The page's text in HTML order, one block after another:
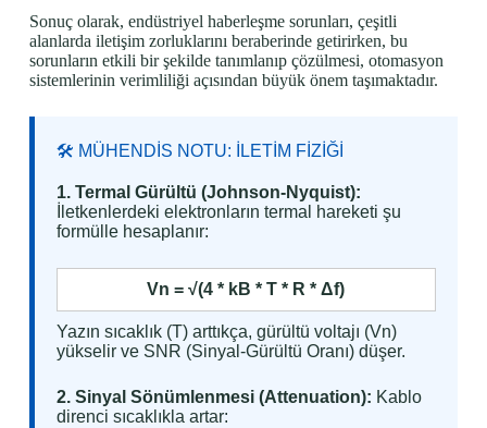
Sonuç olarak, endüstriyel haberleşme sorunları, çeşitli
alanlarda iletişim zorluklarını beraberinde getirirken, bu
sorunların etkili bir şekilde tanımlanıp çözülmesi, otomasyon
sistemlerinin verimliliği açısından büyük önem taşımaktadır.
🛠 MÜHENDİS NOTU: İLETİM FİZİĞİ
1. Termal Gürültü (Johnson-Nyquist):
İletkenlerdeki elektronların termal hareketi şu
formülle hesaplanır:
Vn = √(4 * kB * T * R * Δf)
Yazın sıcaklık (T) arttıkça, gürültü voltajı (Vn)
yükselir ve SNR (Sinyal-Gürültü Oranı) düşer.
2. Sinyal Sönümlenmesi (Attenuation): Kablo
direnci sıcaklıkla artar: